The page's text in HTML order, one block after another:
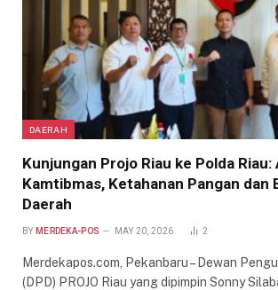
DAERAH
Kunjungan Projo Riau ke Polda Riau:
Kamtibmas, Ketahanan Pangan dan
Daerah
BY MERDEKA-POS MAY 20, 2026 2
Merdekapos.com, Pekanbaru – Dewan
(DPD) PROJO Riau yang dipimpin Sonny